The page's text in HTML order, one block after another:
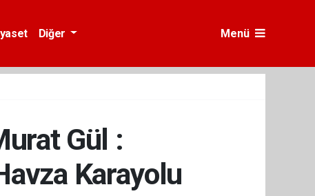
Diğer Menü
Gül :
Karayolu